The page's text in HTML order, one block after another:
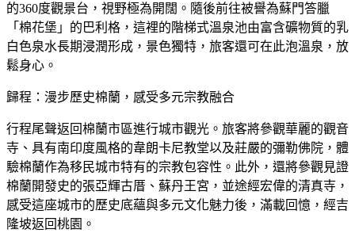
的360度觀景台，視野極為開闊。隨後前往被譽為蘇門答臘
「棉花堡」的巴利格，這裡的階梯式溫泉池由富含礦物質的乳
白色泉水長期浸潤形成，景色獨特，旅客還可在此泡溫泉，放
鬆身心。
歸程：漫步歷史棉蘭，感受多元宗教融合
行程尾聲返回棉蘭市區進行城市觀光。旅客將參觀華麗的觀音
寺、具有南印度風格的韋朗卡尼教堂以及莊嚴的彌勒佛院，體
驗棉蘭作為移民城市特有的宗教包容性。此外，還將參觀見證
棉蘭開發史的張亞輝古厝、蘇丹王宮，並途經宏偉的清真寺，
感受這座城市的歷史底蘊與多元文化魅力後，滿載回憶，經吉
隆坡返回桃園。